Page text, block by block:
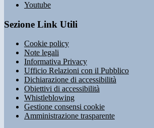
Youtube
Sezione Link Utili
Cookie policy
Note legali
Informativa Privacy
Ufficio Relazioni con il Pubblico
Dichiarazione di accessibilità
Obiettivi di accessibilità
Whistleblowing
Gestione consensi cookie
Amministrazione trasparente